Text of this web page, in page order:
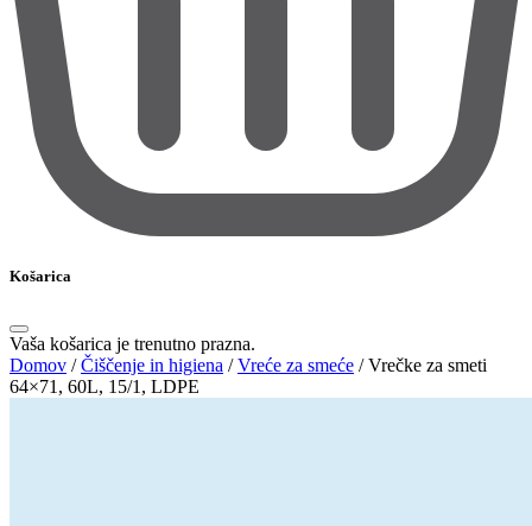
Košarica
Vaša košarica je trenutno prazna.
Domov /Čiščenje in higiena /Vreće za smeće /Vrečke za smeti
64×71, 60L, 15/1, LDPE